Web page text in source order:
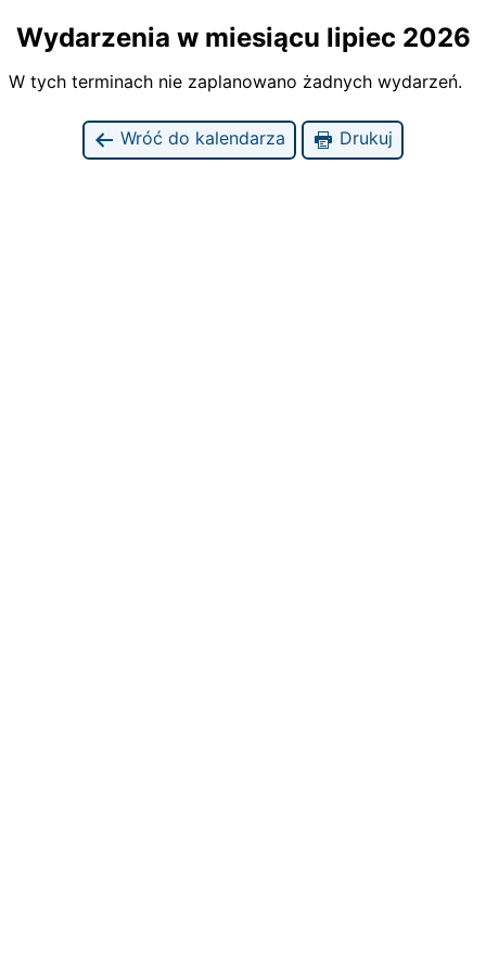
Wydarzenia w miesiącu lipiec 2026
W tych terminach nie zaplanowano żadnych wydarzeń.
Wróć do kalendarza Drukuj